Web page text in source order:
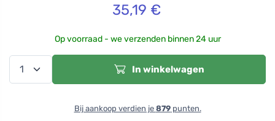
35,19 €
Op voorraad - we verzenden binnen 24 uur
In winkelwagen
Bij aankoop verdien je 879punten.